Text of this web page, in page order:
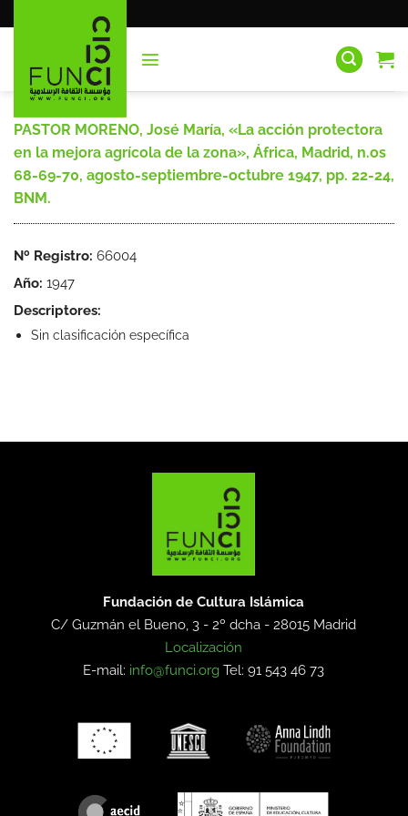
al
PASTOR MORENO, José María, «La acción protectora
en la mejora agrícola de la zona», África, Madrid, n.os
68-69-70, agosto-septiembre-octubre 1947, pp. 22-24,
BNM.
Nº Registro: 66004
Año: 1947
Descriptores:
Sin clasificación específica
Fundación de Cultura Islámica
C/ Guzmán el Bueno, 3 - 2º dcha -28015 Madrid
Localización
E-mail: info@funci.org Tel: 91 543 46 73